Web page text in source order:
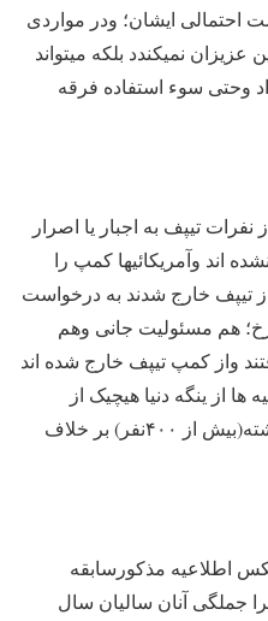
احتمالی ایشان؛ ودر مواردی
عزیزان نمیکندد بلکه میتواند
وحتی سوء استفاده فرقه
تیپف به اجبار یا اصرار
اند وآمریکائیها کمپ را
تیپف خارج شدند به درخواست
هم مسئولیت جانی وهم
واز کمپ تیپف خارج شده اند
از ینگه دنیا هیچیک از
نفرات کمپ تیپف در سالهای گذشته(بیش از ۴۰۰نفر) بر خلاف
اطلاعیه مذکورسابقه
جملگی آنان سالیان سال